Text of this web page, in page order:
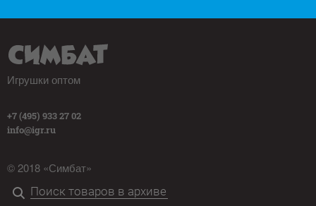
Игрушки оптом
+7 (495) 933 27 02
info@igr.ru
© 2018 «Симбат»